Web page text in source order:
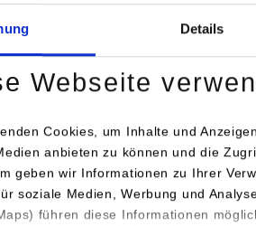
Details
Webseite
Cookies, um Inhalte und
anbieten zu können und die
geben wir Informationen zu Ihrer
soziale Medien, Werbung und
führen diese Informationen
vom sogenannten
Waisenhauses, Korczak und seine
was den sicheren Tod bedeutete.
den Lärm der vorbeifahrenden